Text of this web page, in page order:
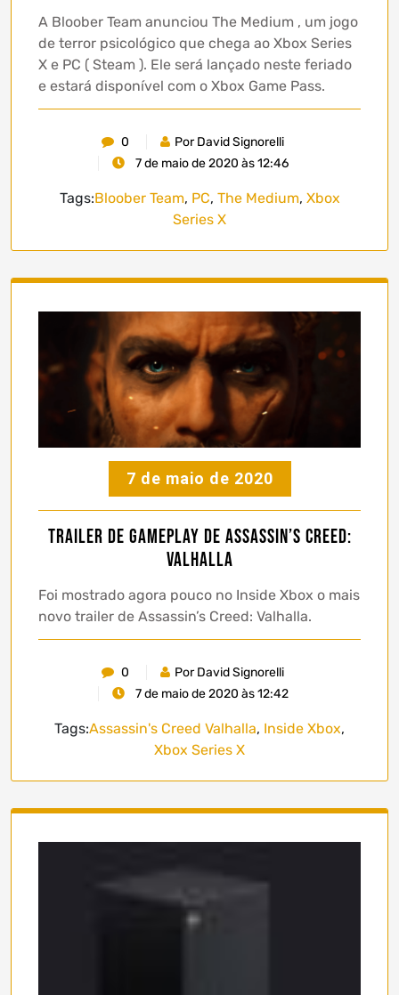
A Bloober Team anunciou The Medium , um jogo
de terror psicológico que chega ao Xbox Series
X e PC ( Steam ). Ele será lançado neste feriado
e estará disponível com o Xbox Game Pass.
0
Por David Signorelli
7 de maio de 2020 às 12:46
Tags:Bloober Team, PC, The Medium, Xbox
Series X
7 de maio de 2020
Trailer de gameplay de Assassin’s Creed:
Valhalla
Foi mostrado agora pouco no Inside Xbox o mais
novo trailer de Assassin’s Creed: Valhalla.
0
Por David Signorelli
7 de maio de 2020 às 12:42
Tags:Assassin's Creed Valhalla, Inside Xbox,
Xbox Series X